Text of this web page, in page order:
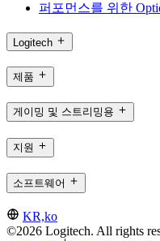
퍼포먼스를 위한
Logitech
제품
게이밍 및 스트리밍용
지원
소프트웨어
KR,ko
©2026 Logitech. All rights